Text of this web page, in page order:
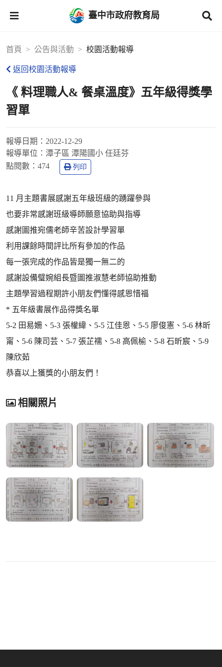
臺中市政府教育局
首頁 公告與活動 校園活動報導
返回校園活動報導
《 料理職人& 餐桌溫度》五年級得獎學
習單
報導日期： 2022-12-29
報導單位： 潭子區 潭陽國小 任廷芬
點閱數： 474 列印
11 月主題書展感謝五年級班級的踴躍參與
也要非常感謝班級導師願意協助與指導
感謝圖推宛儒老師辛苦設計學習單
利用課餘時間評比所有參加的作品
每一張完成的作品皆是獨一無二的
感謝設備璧婉組長暨圖推淑慧老師協助推動
主題學習過程期許小朋友們懂得感恩惜福
* 五年級書展作品得獎名單
5-2 田易姍、5-3 張權緯、5-5 江佳恩、5-5 廖俊憲、5-6 林昕
甯、5-6 陳司芸、5-7 張芷襦、5-8 高佩榆、5-8 石昕宸、5-9
陳欣茹
恭喜以上獲獎的小朋友們！
相關照片